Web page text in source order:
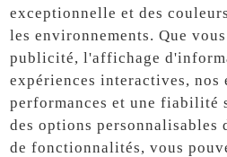
exceptionnelle et des
les environnements. Que
publicité, l'affichage
expériences interactives, nos
performances et une fiabilité
des options personnalisables
de fonctionnalités, vous